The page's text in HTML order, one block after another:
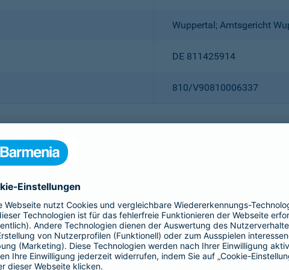
Wuppertal; Amtsgericht
DE 811425914
810/V90810006337
Dr. Andreas Eurich
Frank Lamsfuß
Oliver Schoeller
Alina vom Bruck